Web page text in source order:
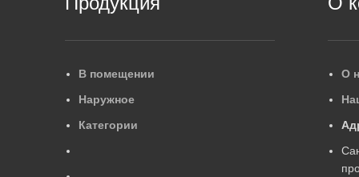
В помещении
Наружное
Категории
О